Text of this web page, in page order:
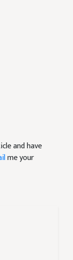
and have
me your